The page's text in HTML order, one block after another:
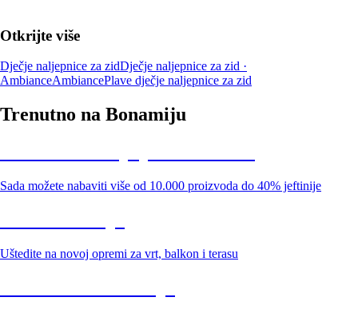
Otkrijte više
Dječje naljepnice za zidDječje naljepnice za zid ·
AmbianceAmbiancePlave dječje naljepnice za zid
Trenutno na Bonamiju
Sada možete nabaviti više od 10.000 proizvoda do 40% jeftinije
Uštedite na novoj opremi za vrt, balkon i terasu